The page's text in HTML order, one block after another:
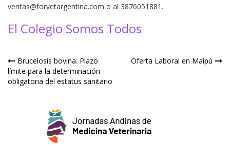
ventas@forvetargentina.com o al 3876051881.
El Colegio Somos Todos
Navegación
de
Brucelosis bovina: Plazo
límite para la determinación
obligatoria del estatus sanitario
Oferta Laboral en Maipú